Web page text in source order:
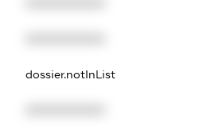
dossier.notInList